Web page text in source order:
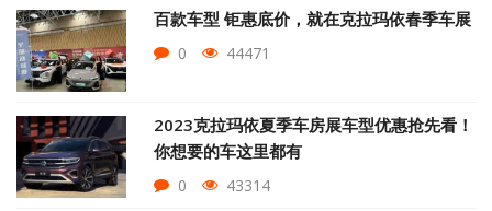
百款车型 钜惠底价，就在克拉玛依春季车展
0 44471
2023克拉玛依夏季车房展车型优惠抢先看！
你想要的车这里都有
0 43314